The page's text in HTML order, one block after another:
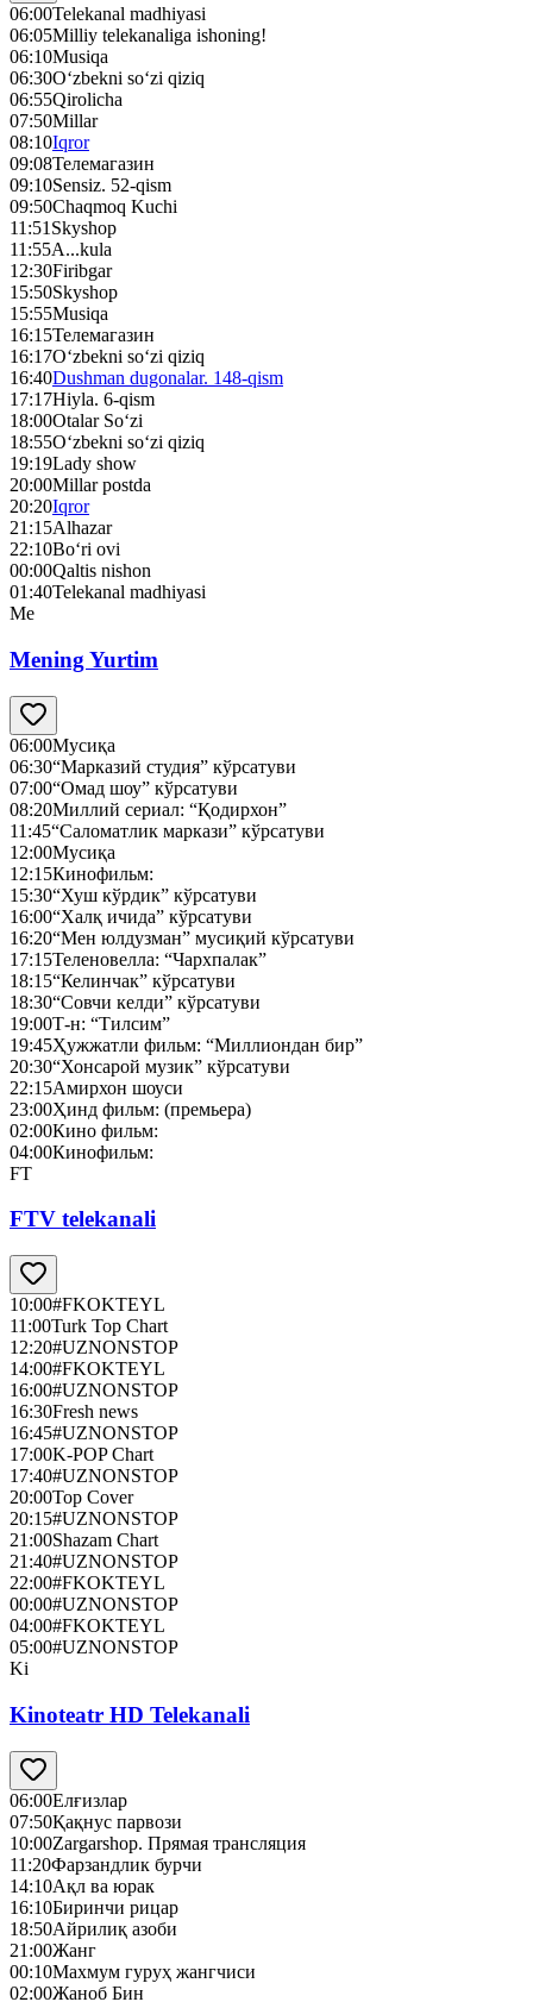
06:00Telekanal madhiyasi
06:05Milliy telekanaliga ishoning!
06:10Musiqa
06:30O‘zbekni so‘zi qiziq
06:55Qirolicha
07:50Millar
08:10Iqror
09:08Телемагазин
09:10Sensiz. 52-qism
09:50Chaqmoq Kuchi
11:51 Skyshop
11:55A...kula
12:30Firibgar
15:50Skyshop
15:55Musiqa
16:15Телемагазин
16:17O‘zbekni so‘zi qiziq
16:40Dushman dugonalar. 148-qism
17:17Hiyla. 6-qism
18:00Otalar So‘zi
18:55O‘zbekni so‘zi qiziq
19:19Lady show
20:00Millar postda
20:20Iqror
21:15Alhazar
22:10Bo‘ri ovi
00:00Qaltis nishon
01:40Telekanal madhiyasi
Me
Mening Yurtim
06:00Мусиқа
06:30“Марказий студия” кўрсатуви
07:00“Омад шоу” кўрсатуви
08:20Миллий сериал: “Қодирхон”
11:45“Саломатлик маркази” кўрсатуви
12:00Мусиқа
12:15Кинофильм:
15:30“Хуш кўрдик” кўрсатуви
16:00“Халқ ичида” кўрсатуви
16:20“Мен юлдузман” мусиқий кўрсатуви
17:15Теленовелла: “Чархпалак”
18:15“Келинчак” кўрсатуви
18:30“Совчи келди” кўрсатуви
19:00Т-н: “Тилсим”
19:45Ҳужжатли фильм: “Миллиондан бир”
20:30“Хонсарой музик” кўрсатуви
22:15Амирхон шоуси
23:00Ҳинд фильм: (премьера)
02:00Кино фильм:
04:00Кинофильм:
FT
FTV telekanali
10:00#FKOKTEYL
11:00Turk Top Chart
12:20#UZNONSTOP
14:00#FKOKTEYL
16:00#UZNONSTOP
16:30Fresh news
16:45#UZNONSTOP
17:00K-POP Chart
17:40#UZNONSTOP
20:00Top Cover
20:15#UZNONSTOP
21:00Shazam Chart
21:40#UZNONSTOP
22:00#FKOKTEYL
00:00#UZNONSTOP
04:00#FKOKTEYL
05:00#UZNONSTOP
Ki
Kinoteatr HD Telekanali
06:00Елғизлар
07:50Қақнус парвози
10:00Zargarshop. Прямая трансляция
11:20Фарзандлик бурчи
14:10Ақл ва юрак
16:10Биринчи рицар
18:50Айрилиқ азоби
21:00Жанг
00:10Махмум гуруҳ жангчиси
02:00Жаноб Бин